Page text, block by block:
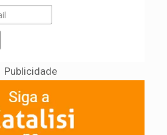
Publicidade